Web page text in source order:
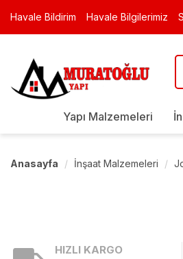
Havale Bildirim Havale Bilgilerimiz
Yapı Malzemeleri
Anasayfa İnşaat Malzemeleri
HIZLI KARGO